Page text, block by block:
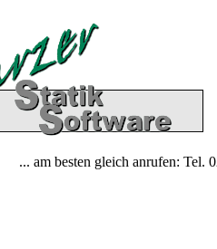
... am besten gleich anrufen: Tel.